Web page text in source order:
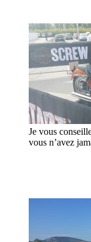
Je vous
vous n’avez